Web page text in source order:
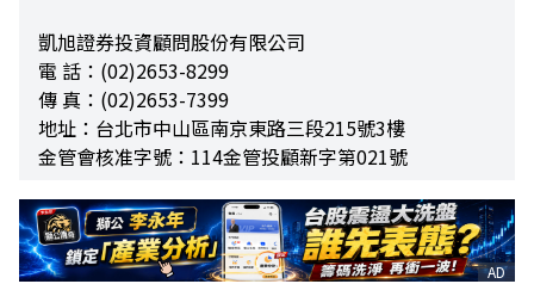
凱旭證券投資顧問股份有限公司
電 話：(02)2653-8299
傳 真：(02)2653-7399
地址：台北市中山區南京東路三段215號3樓
金管會核准字號：114金管投顧新字第021號
AD